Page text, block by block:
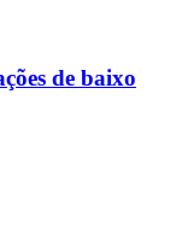
de baixo